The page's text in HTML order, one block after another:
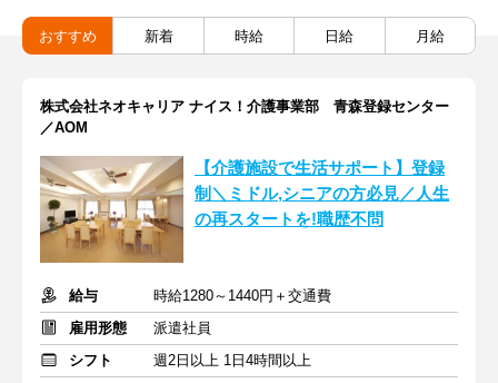
おすすめ 新着 時給 日給 月給
株式会社ネオキャリア ナイス！介護事業部 青森登録センター
／AOM
【介護施設で生活サポート】登録
制＼ミドル,シニアの方必見／人生
の再スタートを!職歴不問
給与
時給1280～1440円＋交通費
雇用形態
派遣社員
シフト
週2日以上 1日4時間以上